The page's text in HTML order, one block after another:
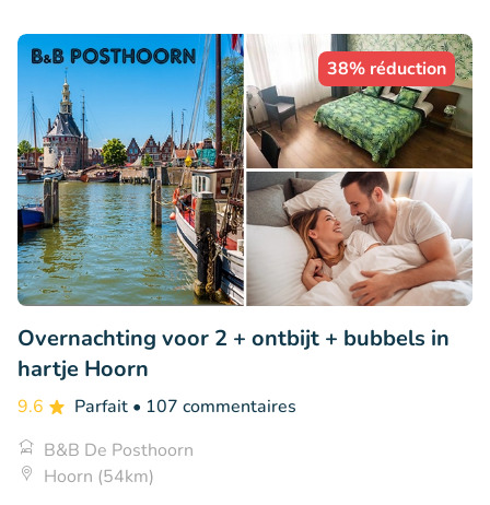
38% réduction
Overnachting voor 2 + ontbijt + bubbels in
hartje Hoorn
9.6 Parfait • 107 commentaires
B&B De Posthoorn
Hoorn (54km)